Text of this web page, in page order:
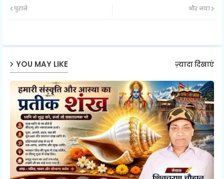
ap
और नया
पुराने
YOU MAY LIKE ज़्यादा दिखाएं